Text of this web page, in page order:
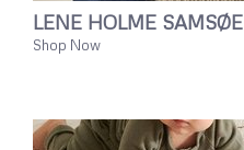
LENE HOLME SAMSØE
Shop Now